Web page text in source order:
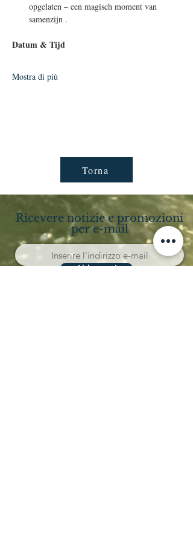
opgelaten – een magisch moment van
samenzijn .
Datum & Tijd
Mostra di più
Torna
Ricevere notizie e promozioni
per e-mail
Abbonarsi